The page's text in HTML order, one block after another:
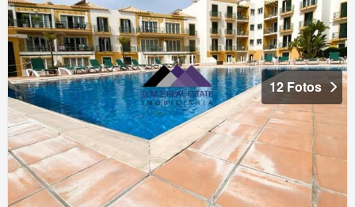
12 Fotos